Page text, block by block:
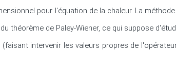
pour l'équation de la chaleur. La
théorème de Paley-Wiener, ce qui suppose
intervenir les valeurs propres de